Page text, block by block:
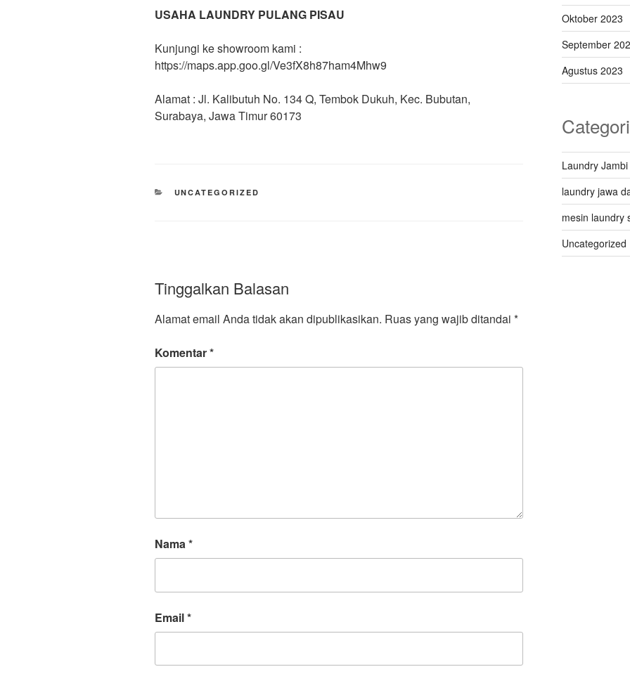
USAHA LAUNDRY PULANG PISAU
Kunjungi ke showroom kami :
https://maps.app.goo.gl/Ve3fX8h87ham4Mhw9
Alamat : Jl. Kalibutuh No. 134 Q, Tembok Dukuh, Kec. Bubutan,
Surabaya, Jawa Timur 60173
UNCATEGORIZED
Tinggalkan Balasan
Alamat email Anda tidak akan dipublikasikan. Ruas yang wajib ditandai *
Komentar*
Nama*
Email*
Oktober 2023
September
Agustus 2023
Laundry Jambi
laundry jawa
mesin laundry
Uncategorized